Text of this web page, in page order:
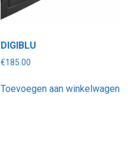
DIGIBLU
€185.00
Toevoegen aan winkelwagen